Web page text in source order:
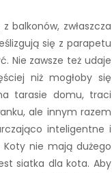
balkonów, zwłaszcza
się z parapetu
Nie zawsze też udaje
niż mogłoby się
tarasie domu, traci
ale innym razem
inteligentne i
nie mają dużego
siatka dla kota. Aby